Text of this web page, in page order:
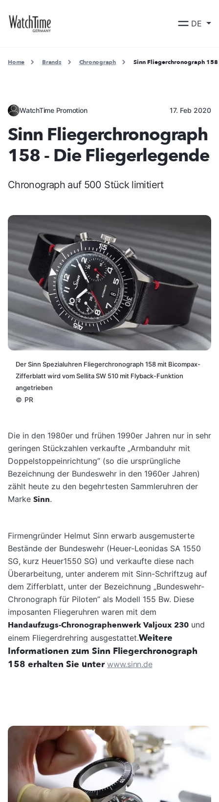
DE
Home Brands Chronograph Sinn Fliegerchronograph
WatchTime Promotion 17. Feb 2020
Sinn Fliegerchronograph
158 - Die Fliegerlegende
Chronograph auf 500 Stück limitiert
Der Sinn Spezialuhren Fliegerchronograph 158 mit Bicompax-
Zifferblatt wird vom Sellita SW 510 mit Flyback-Funktion
angetrieben
© PR
Die in den 1980er und frühen 1990er Jahren nur in sehr
geringen Stückzahlen verkaufte „Armbanduhr mit
Doppelstoppeinrichtung” (so die ursprüngliche
Bezeichnung der Bundeswehr in den 1960er Jahren)
zählt heute zu den begehrtesten Sammleruhren der
Marke Sinn.
Firmengründer Helmut Sinn erwarb ausgemusterte
Bestände der Bundeswehr (Heuer-Leonidas SA 1550
SG, kurz Heuer1550 SG) und verkaufte diese nach
Überarbeitung, unter anderem mit Sinn-Schriftzug auf
dem Zifferblatt, unter der Bezeichnung „Bundeswehr-
Chronograph für Piloten” als Modell 155 Bw. Diese
imposanten Fliegeruhren waren mit dem
Handaufzugs-Chronographenwerk Valjoux 230 und
einem Fliegerdrehring ausgestattet.Weitere
Informationen zum Sinn Fliegerchronograph
158 erhalten Sie unter www.sinn.de